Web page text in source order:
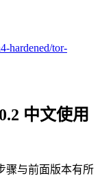
hardened/tor-
中文使用
骤与前面版本有所